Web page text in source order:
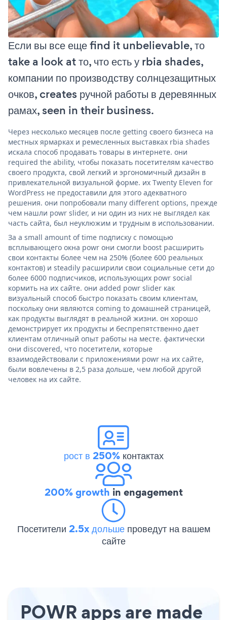
Если вы все еще find it unbelievable, то
take a look at то, что есть у rbia shades,
компании по производству солнцезащитных
очков, creates ручной работы в деревянных
рамах, seen in their business.
Через несколько месяцев после getting своего бизнеса на
местных ярмарках и ремесленных выставках rbia shades
искала способ продавать товары в интернете. они
required the ability, чтобы показать посетителям качество
своего продукта, свой легкий и эргономичный дизайн в
привлекательной визуальной форме. их Twenty Eleven for
WordPress не предоставили для этого адекватного
решения. они попробовали many different options, прежде
чем нашли powr slider, и ни один из них не выглядел как
часть сайта, был неуклюжим и трудным в использовании.
За a small amount of time подписку с помощью
всплывающего окна powr они смогли boost расширить
свои контакты более чем на 250% (более 600 реальных
контактов) и steadily расширили свои социальные сети до
более 6000 подписчиков, использующих powr social
кормить на их сайте. они added powr slider как
визуальный способ быстро показать своим клиентам,
поскольку они являются coming to домашней страницей,
как продукты выглядят в реальной жизни. он хорошо
демонстрирует их продукты и беспрепятственно дает
клиентам отличный опыт работы на месте. фактически
они discovered, что посетители, которые
взаимодействовали с приложениями powr на их сайте,
были вовлечены в 2,5 раза дольше, чем любой другой
человек на их сайте.
рост в 250%контактах
200% growth in engagement
Посетители 2.5x дольше проведут на вашем
сайте
POWR apps are made